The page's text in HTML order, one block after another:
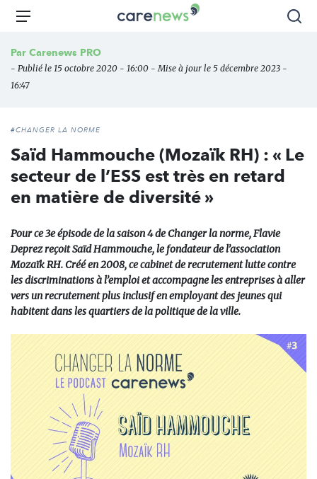
Aller
principal
Carenews,
des
Menu
Par Carenews PRO
- Publié le 15 octobre 2020 - 16:00 - Mise à jour le 5 décembre 2023 -
16:47
#CHANGER LA NORME
Saïd Hammouche (Mozaïk RH) : « Le
secteur de l’ESS est très en retard
en matière de diversité »
Pour ce 3e épisode de la saison 4 de Changer la norme, Flavie
Deprez reçoit Saïd Hammouche, le fondateur de l’association
Mozaïk RH. Créé en 2008, ce cabinet de recrutement lutte contre
les discriminations à l’emploi et accompagne les entreprises à aller
vers un recrutement plus inclusif en employant des jeunes qui
habitent dans les quartiers de la politique de la ville.